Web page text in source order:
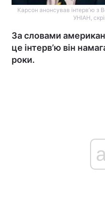
Карсон анонсував інтервʼю
УНІАН,
За словами
це інтервʼю він
роки.